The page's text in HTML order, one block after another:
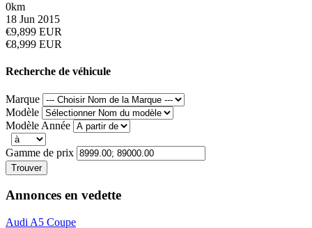
0km
18 Jun 2015
€9,899 EUR
€8,999 EUR
Recherche de véhicule
Marque
Modèle
Modèle Année
Gamme de prix
Trouver
Annonces en vedette
Audi A5 Coupe